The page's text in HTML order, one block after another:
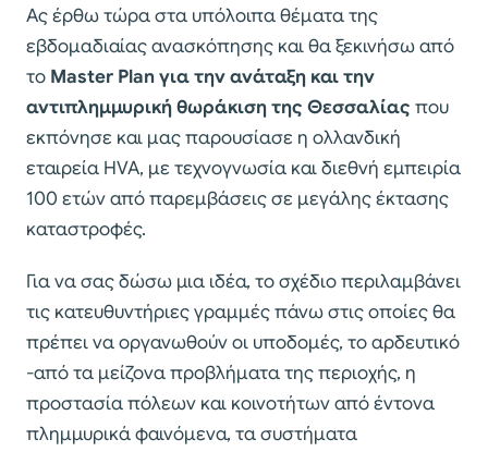
Ας έρθω τώρα στα υπόλοιπα θέματα της
εβδομαδιαίας ανασκόπησης και θα ξεκινήσω από
το Master Plan για την ανάταξη και την
αντιπλημμυρική θωράκιση της Θεσσαλίας που
εκπόνησε και μας παρουσίασε η ολλανδική
εταιρεία HVA, με τεχνογνωσία και διεθνή εμπειρία
100 ετών από παρεμβάσεις σε μεγάλης έκτασης
καταστροφές.
Για να σας δώσω μια ιδέα, το σχέδιο περιλαμβάνει
τις κατευθυντήριες γραμμές πάνω στις οποίες θα
πρέπει να οργανωθούν οι υποδομές, το αρδευτικό
-από τα μείζονα προβλήματα της περιοχής, η
προστασία πόλεων και κοινοτήτων από έντονα
πλημμυρικά φαινόμενα, τα συστήματα